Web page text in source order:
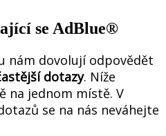
se AdBlue®
nám dovolují odpovědět
dotazy. Níže
na jednom místě. V
se na nás neváhejte